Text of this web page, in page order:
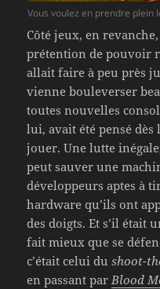
Vous voulez en prendre plein
Côté jeux, en
prétention de pouvoir
allait faire à peu près
vienne bouleverser
toutes nouvelles
lui, avait été pensé
jouer. Une lutte
peut sauver une
développeurs aptes à
hardware qu’ils ont
des doigts. Et s’il était
fait mieux que se
c’était celui dushoot-
en passant par Blood